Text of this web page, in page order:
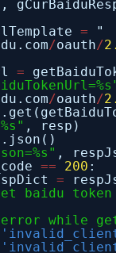
=
"
/oauth/2.0
=
/oauth/2.0
, resp)
,
== 200 :
=
baidu token
while get